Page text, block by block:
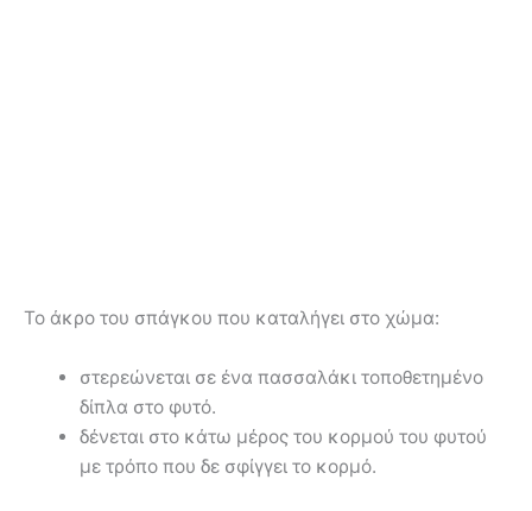
Το άκρο του σπάγκου που καταλήγει στο χώμα:
στερεώνεται σε ένα πασσαλάκι τοποθετημένο
δίπλα στο φυτό.
δένεται στο κάτω μέρος του κορμού του φυτού
με τρόπο που δε σφίγγει το κορμό.